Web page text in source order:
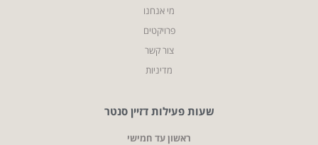
מי אנחנו
פרויקטים
צור קשר
מדיניות
שעות פעילות דזיין סנטר
ראשון עד חמישי